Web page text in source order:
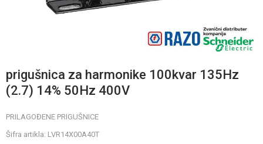
prigušnica za harmonike 100kvar 135Hz
(2.7) 14% 50Hz 400V
PRILAGOĐENE PRIGUŠNICE
Šifra artikla: LVR14X00A40T